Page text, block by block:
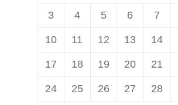
3 4 5 6 7
10 11 12 13 14
17 18 19 20 21
24 25 26 27 28